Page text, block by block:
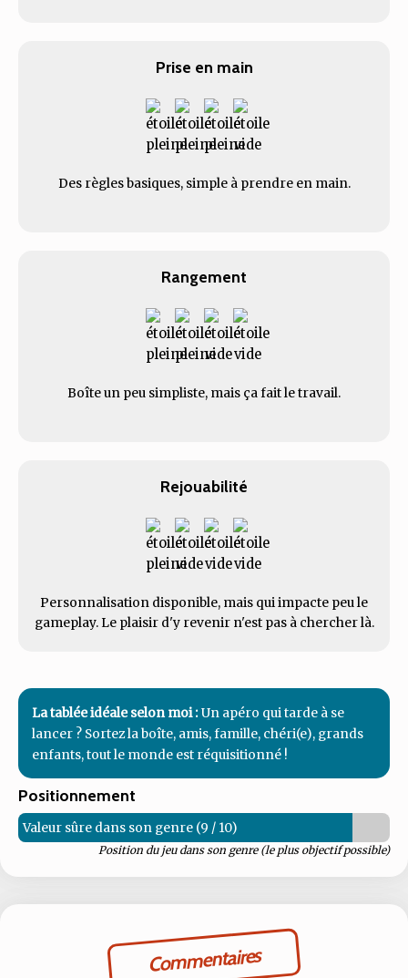
Prise en main
Des règles basiques, simple à prendre en main.
Rangement
Boîte un peu simpliste, mais ça fait le travail.
Rejouabilité
Personnalisation disponible, mais qui impacte peu le
gameplay. Le plaisir d'y revenir n'est pas à chercher là.
La tablée idéale selon moi : Un apéro qui tarde à se
lancer ? Sortez la boîte, amis, famille, chéri(e), grands
enfants, tout le monde est réquisitionné !
Positionnement
Valeur sûre dans son genre (9 / 10)
Position du jeu dans son genre (le plus objectif possible)
Commentaires